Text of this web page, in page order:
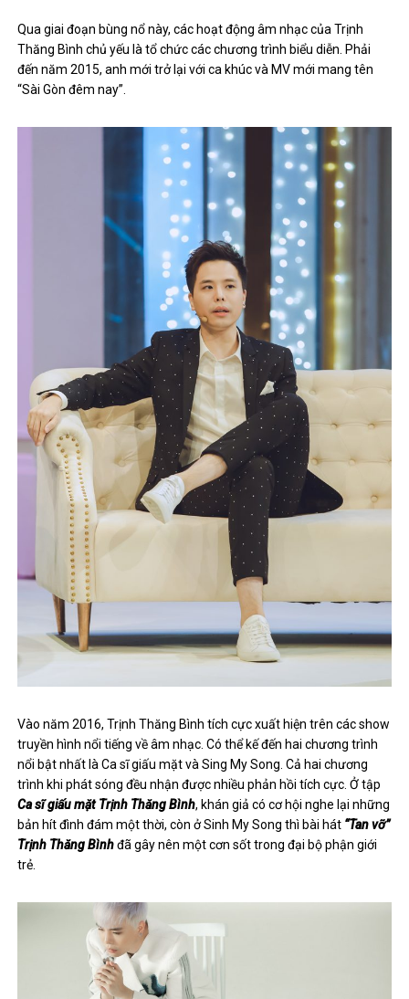
Qua giai đoạn bùng nổ này, các hoạt động âm nhạc của Trịnh
Thăng Bình chủ yếu là tổ chức các chương trình biểu diễn. Phải
đến năm 2015, anh mới trở lại với ca khúc và MV mới mang tên
“Sài Gòn đêm nay”.
Vào năm 2016, Trịnh Thăng Bình tích cực xuất hiện trên các show
truyền hình nổi tiếng về âm nhạc. Có thể kế đến hai chương trình
nổi bật nhất là Ca sĩ giấu mặt và Sing My Song. Cả hai chương
trình khi phát sóng đều nhận được nhiều phản hồi tích cực. Ở tập
Ca sĩ giấu mặt Trịnh Thăng Bình, khán giả có cơ hội nghe lại những
bản hít đình đám một thời, còn ở Sinh My Song thì bài hát “Tan vỡ”
Trịnh Thăng Bìnhđã gây nên một cơn sốt trong đại bộ phận giới
trẻ.